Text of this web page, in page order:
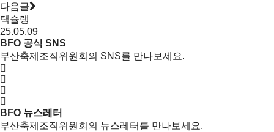
다음글
택슐랭
25.05.09
BFO 공식 SNS
부산축제조직위원회의 SNS를 만나보세요.
BFO 뉴스레터
부산축제조직위원회의 뉴스레터를 만나보세요.